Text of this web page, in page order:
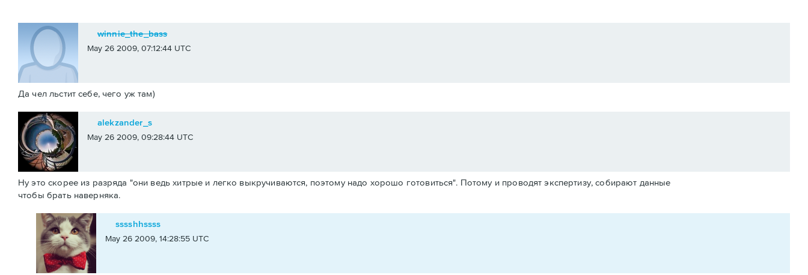
winnie_the_bass
May 26 2009, 07:12:44 UTC
Да чел льстит себе, чего уж там)
alekzander_s
May 26 2009, 09:28:44 UTC
Ну это скорее из разряда "они ведь хитрые и легко выкручиваются, поэтому надо хорошо готовиться". Потому и проводят экспертизу, собирают данные
чтобы брать наверняка.
sssshhssss
May 26 2009, 14:28:55 UTC